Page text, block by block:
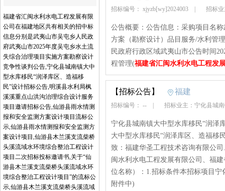
福建省汇闽水利水电工程发展有限
公司在福建地区共有相关的招中标
信息分别是武夷山市吴屯乡人民政
府武夷山市2025年度吴屯乡水土流
失综合治理项目实施方案勘察设计
竞争性谈判公告,宁化县城南镇大中
型水库移民“润泽库区、造福移
民”设计招标公告,明溪县水利局枫
溪溪重点山洪沟治理综合设计服务
项目邀请招标公告,仙游县雨水情测
报和安全监测方案设计项目流标公
示,仙游县雨水情测报和安全监测方
案设计项目,仙游县木兰溪支流柴桥
头溪流域水环境综合整治工程设计
项目二次招标投标邀请书,关于“仙
游县木兰溪支流柴桥头溪流域水环
境综合整治工程设计项目”的流标公
示,仙游县木兰溪支流柴桥头溪流域
招标编号： xjyzb[wy]2024003 招标业
公告概要：公告信息：采购项目名
方案（勘察设计）品目服务/水利管
民政府行政区域武夷山市公告时间
程管理(福建省汇闽水利水电工程发
【招标公告】 福建
招标编号： -- 招标业主：宁化县城
宁化县城南镇大中型水库移民“润泽
大中型水库移民“润泽库区、造福移
致：福建华圣工程技术咨询有限公
闽水利水电工程发展有限公司、福
位名称）：1.招标条件本招标项目宁
附件中)